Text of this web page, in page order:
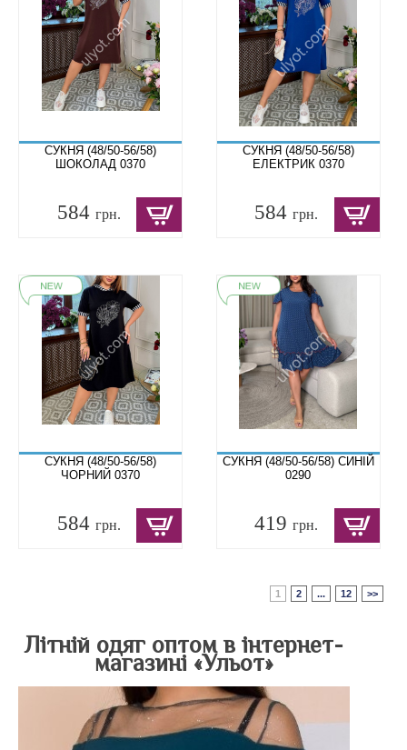
СУКНЯ (48/50-56/58)
ШОКОЛАД 0370
584 грн.
СУКНЯ (48/50-56/58)
ЕЛЕКТРИК 0370
584грн.
СУКНЯ (48/50-56/58)
ЧОРНИЙ 0370
584 грн.
СУКНЯ (48/50-56/58) СИНІЙ
0290
419грн.
1 2 ... 12 >>
Літній одяг оптом в інтернет-
магазині «Ульот»